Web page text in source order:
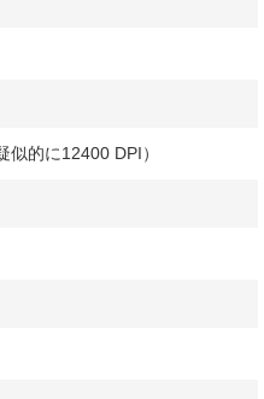
的に12400 DPI）